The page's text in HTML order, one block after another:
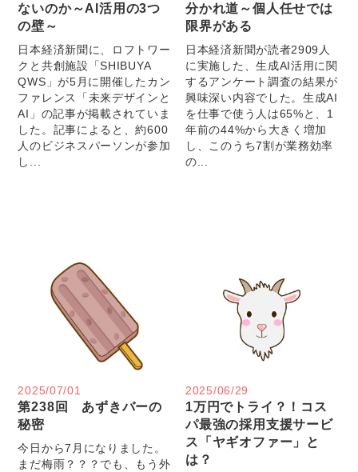
ないのか～AI活用の3つ
の壁～
日本経済新聞に、ロフトワー
クと共創施設「SHIBUYA
QWS」が5月に開催したカン
ファレンス「未来デザインと
AI」の記事が掲載されていま
した。記事によると、約600
人のビジネスパーソンが参加
し...
分かれ道～個人任せでは
限界がある
日本経済新聞が読者2909人
に実施した、生成AI活用に関
するアンケート調査の結果が
興味深い内容でした。生成AI
を仕事で使う人は65%と、1
年前の44%から大きく増加
し、このうち7割が業務効率
の...
2025/07/01
第238回 あずきバーの
秘密
今日から7月になりました。
まだ梅雨？？？でも、もう外
2025/06/29
1万円でトライ？！コス
パ最強の採用支援サービ
ス「ヤギオファー」と
は？